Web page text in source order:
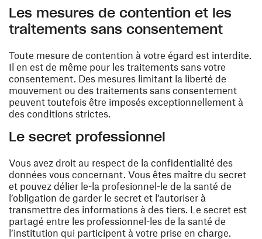
Les mesures de contention et les
traitements sans consentement
Toute mesure de contention à votre égard est interdite.
Il en est de même pour les traitements sans votre
consentement. Des mesures limitant la liberté de
mouvement ou des traitements sans consentement
peuvent toutefois être imposés exceptionnellement à
des conditions strictes.
Le secret professionnel
Vous avez droit au respect de la confidentialité des
données vous concernant. Vous êtes maître du secret
et pouvez délier le-la profesionnel-le de la santé de
l’obligation de garder le secret et l’autoriser à
transmettre des informations à des tiers. Le secret est
partagé entre les professionnel-les de la santé de
l’institution qui participent à votre prise en charge.